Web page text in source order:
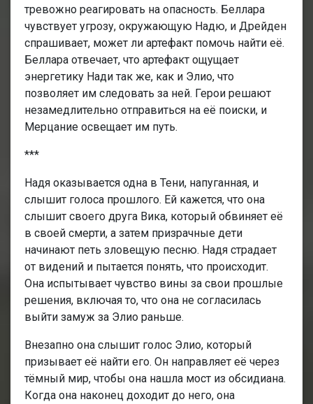
тревожно реагировать на опасность. Беллара
чувствует угрозу, окружающую Надю, и Дрейден
спрашивает, может ли артефакт помочь найти её.
Беллара отвечает, что артефакт ощущает
энергетику Нади так же, как и Элио, что
позволяет им следовать за ней. Герои решают
незамедлительно отправиться на её поиски, и
Мерцание освещает им путь.
***
Надя оказывается одна в Тени, напуганная, и
слышит голоса прошлого. Ей кажется, что она
слышит своего друга Вика, который обвиняет её
в своей смерти, а затем призрачные дети
начинают петь зловещую песню. Надя страдает
от видений и пытается понять, что происходит.
Она испытывает чувство вины за свои прошлые
решения, включая то, что она не согласилась
выйти замуж за Элио раньше.
Внезапно она слышит голос Элио, который
призывает её найти его. Он направляет её через
тёмный мир, чтобы она нашла мост из обсидиана.
Когда она наконец доходит до него, она